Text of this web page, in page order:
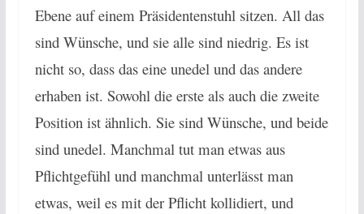
Ebene auf einem Präsidentenstuhl sitzen. All das
sind Wünsche, und sie alle sind niedrig. Es ist
nicht so, dass das eine unedel und das andere
erhaben ist. Sowohl die erste als auch die zweite
Position ist ähnlich. Sie sind Wünsche, und beide
sind unedel. Manchmal tut man etwas aus
Pflichtgefühl und manchmal unterlässt man
etwas, weil es mit der Pflicht kollidiert, und